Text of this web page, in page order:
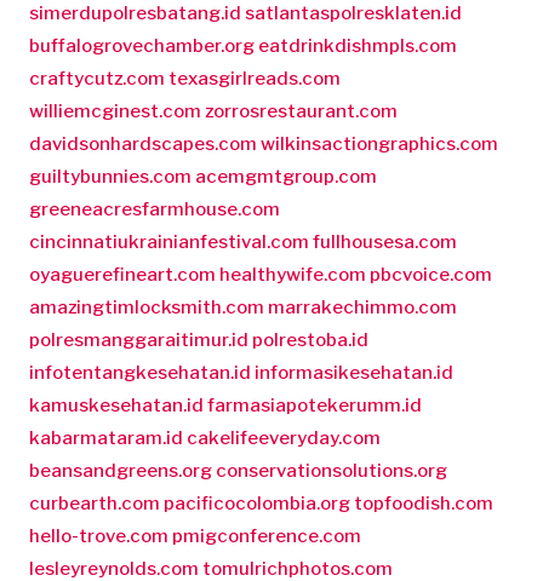
simerdupolresbatang.id satlantaspolresklaten.id
buffalogrovechamber.org eatdrinkdishmpls.com
craftycutz.com texasgirlreads.com
williemcginest.com zorrosrestaurant.com
davidsonhardscapes.com wilkinsactiongraphics.com
guiltybunnies.com acemgmtgroup.com
greeneacresfarmhouse.com
cincinnatiukrainianfestival.com fullhousesa.com
oyaguerefineart.com healthywife.com pbcvoice.com
amazingtimlocksmith.com marrakechimmo.com
polresmanggaraitimur.id polrestoba.id
infotentangkesehatan.id informasikesehatan.id
kamuskesehatan.id farmasiapotekerumm.id
kabarmataram.id cakelifeeveryday.com
beansandgreens.org conservationsolutions.org
curbearth.com pacificocolombia.org topfoodish.com
hello-trove.com pmigconference.com
lesleyreynolds.com tomulrichphotos.com